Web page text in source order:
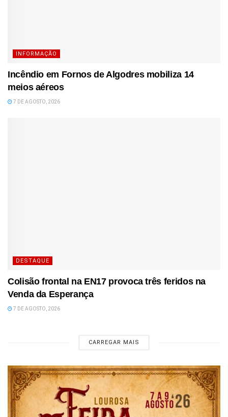
INFORMAÇÃO
Incêndio em Fornos de Algodres mobiliza 14
meios aéreos
7 DE AGOSTO, 2026
DESTAQUE
Colisão frontal na EN17 provoca três feridos na
Venda da Esperança
7 DE AGOSTO, 2026
CARREGAR MAIS